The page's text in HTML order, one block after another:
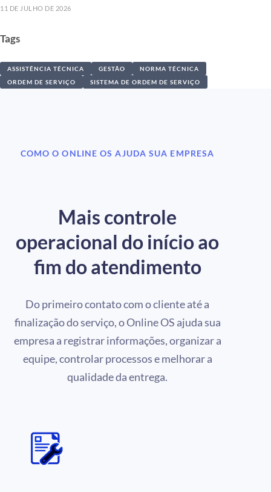
11 DE JULHO DE 2026
Tags
ASSISTÊNCIA TÉCNICA GESTÃO
NORMA TÉCNICA
ORDEM DE SERVIÇO
SISTEMA DE ORDEM DE SERVIÇO
COMO O ONLINE OS AJUDA SUA EMPRESA
Mais controle
operacional do início ao
fim do atendimento
Do primeiro contato com o cliente até a
finalização do serviço, o Online OS ajuda sua
empresa a registrar informações, organizar a
equipe, controlar processos e melhorar a
qualidade da entrega.